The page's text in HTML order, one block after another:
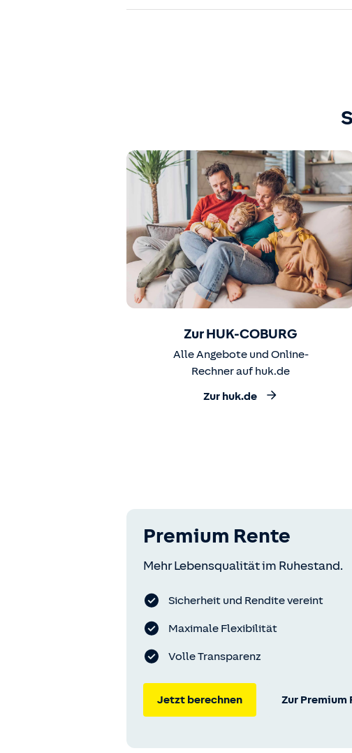
Zur HUK-COBURG
Alle Angebote und Online-
Rechner auf huk.de
Zur huk.de
Premium Rente
Mehr Lebensqualität im Ruhestand.
Sicherheit und Rendite vereint
Maximale Flexibilität
Volle Transparenz
Jetzt berechnen Zur Premium